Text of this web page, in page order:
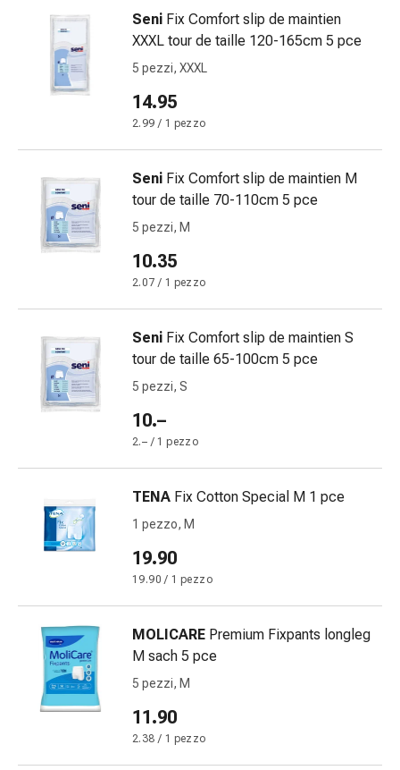
Bruciore
Nausea
vomito
crampi
Costipazione
Trattamento
pelle
Eczema
Calli
verruche
unghie
Trattamento
delle
cicatrici
Pelle
secca
Sudorazione
patologica
Pelle
impura
Vesciche
Seni Fix Comfort slip de maintien
XXXL tour de taille 120-165cm 5 pce
5 pezzi, XXXL
14.95
2.99 / 1 pezzo
Seni Fix Comfort slip de maintien M
tour de taille 70-110cm 5 pce
5 pezzi, M
10.35
2.07 / 1 pezzo
Seni Fix Comfort slip de maintien S
tour de taille 65-100cm 5 pce
5 pezzi, S
10.–
2.– / 1 pezzo
TENA Fix Cotton Special M 1 pce
1 pezzo, M
19.90
19.90 / 1 pezzo
MOLICARE Premium Fixpants longleg
M sach 5 pce
5 pezzi, M
11.90
2.38 / 1 pezzo